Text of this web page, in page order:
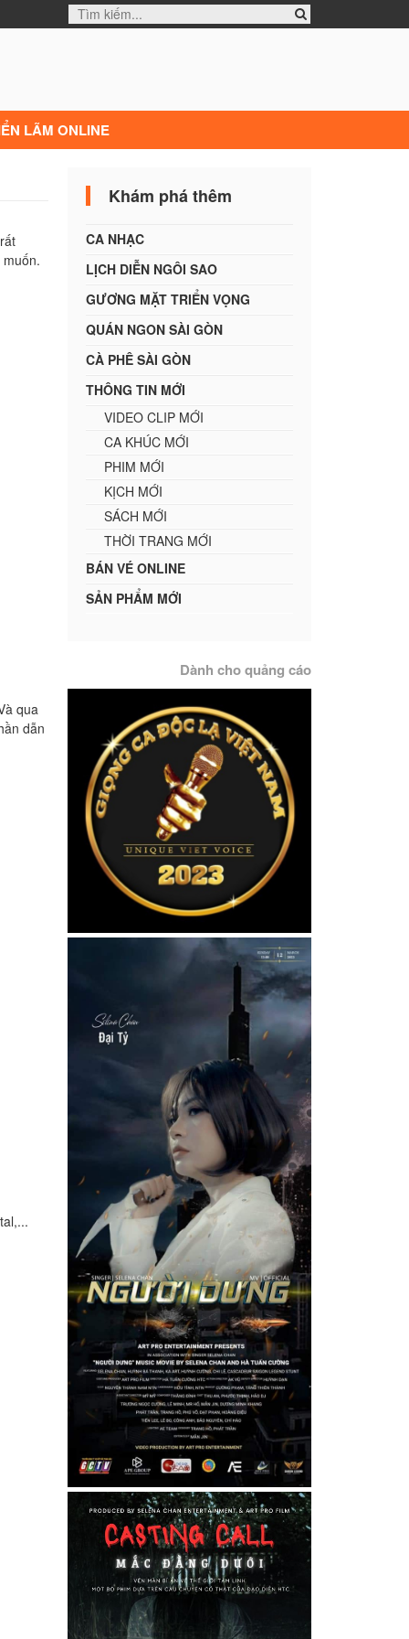
LÃM ONLINE
qua
dẫn
Khám phá thêm
CA NHẠC
LỊCH DIỄN NGÔI SAO
GƯƠNG MẶT TRIỂN VỌNG
QUÁN NGON SÀI GÒN
CÀ PHÊ SÀI GÒN
THÔNG TIN MỚI
VIDEO CLIP MỚI
CA KHÚC MỚI
PHIM MỚI
KỊCH MỚI
SÁCH MỚI
THỜI TRANG MỚI
BÁN VÉ ONLINE
SẢN PHẨM MỚI
Dành cho quảng cáo